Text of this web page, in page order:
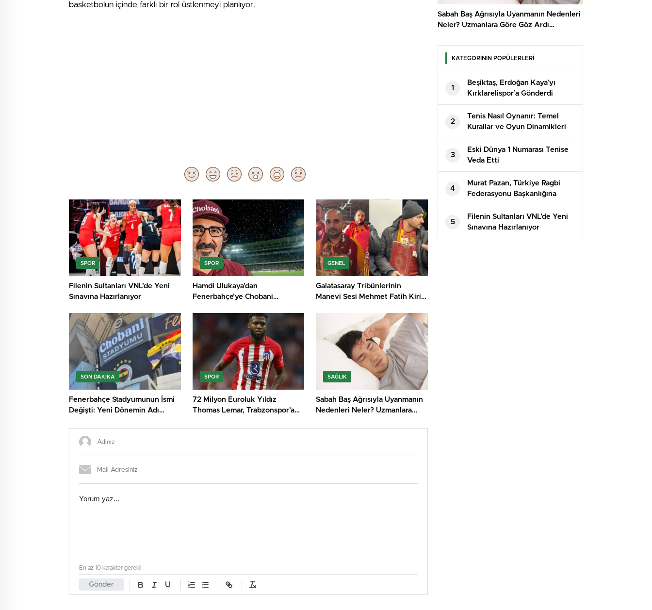
basketbolun içinde farklı bir rol üstlenmeyi planlıyor.
SPOR
Filenin Sultanları VNL’de Yeni
Sınavına Hazırlanıyor
SPOR
Hamdi Ulukaya’dan
Fenerbahçe’ye Chobani
GENEL
Galatasaray Tribünlerinin
Manevi Sesi Mehmet Fatih Kiriş
SON DAKIKA
Fenerbahçe Stadyumunun İsmi
Değişti: Yeni Dönemin Adı
SPOR
72 Milyon Euroluk Yıldız
Thomas Lemar, Trabzonspor’a
SAĞLIK
Sabah Baş Ağrısıyla Uyanmanın
Nedenleri Neler? Uzmanlara
Gönder
En az 10 karakter gerekli
Sabah Baş Ağrısıyla Uyanmanın Nedenleri
Neler? Uzmanlara Göre Göz Ardı
KATEGORİNİN POPÜLERLERİ
1
Beşiktaş, Erdoğan Kaya’yı
Kırklarelispor’a Gönderdi
2
Tenis Nasıl Oynanır: Temel
Kurallar ve Oyun Dinamikleri
3
Eski Dünya 1 Numarası Tenise
Veda Etti
4
Murat Pazan, Türkiye Ragbi
Federasyonu Başkanlığına
Yeniden Aday
5
Filenin Sultanları VNL’de Yeni
Sınavına Hazırlanıyor